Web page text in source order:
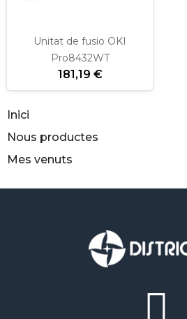
Inici
Nous productes
Mes venuts
Unitat de fusio OKI
Pro8432WT
181,19 €